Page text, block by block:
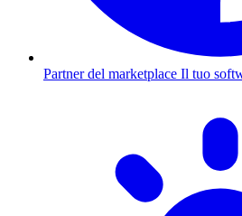
Partner del marketplace Il tuo